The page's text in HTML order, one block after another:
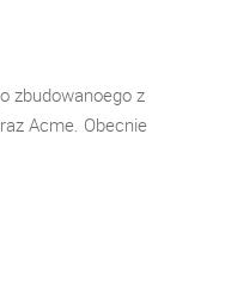
zbudowanoego z
Acme. Obecnie